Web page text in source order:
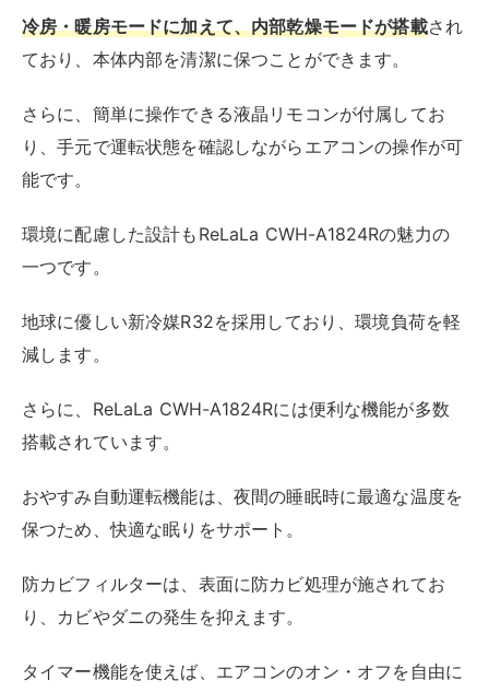
冷房・暖房モードに加えて、内部乾燥モードが搭載され
ており、本体内部を清潔に保つことができます。
さらに、簡単に操作できる液晶リモコンが付属してお
り、手元で運転状態を確認しながらエアコンの操作が可
能です。
環境に配慮した設計もReLaLa CWH-A1824Rの魅力の
一つです。
地球に優しい新冷媒R32を採用しており、環境負荷を軽
減します。
さらに、ReLaLa CWH-A1824Rには便利な機能が多数
搭載されています。
おやすみ自動運転機能は、夜間の睡眠時に最適な温度を
保つため、快適な眠りをサポート。
防カビフィルターは、表面に防カビ処理が施されてお
り、カビやダニの発生を抑えます。
タイマー機能を使えば、エアコンのオン・オフを自由に